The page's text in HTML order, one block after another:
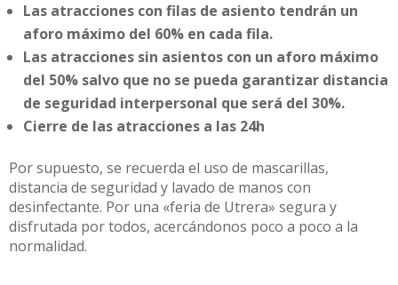
Las atracciones con filas de asiento tendrán un
aforo máximo del 60% en cada fila.
Las atracciones sin asientos con un aforo máximo
del 50% salvo que no se pueda garantizar distancia
de seguridad interpersonal que será del 30%.
Cierre de las atracciones a las 24h
Por supuesto, se recuerda el uso de mascarillas,
distancia de seguridad y lavado de manos con
desinfectante. Por una «feria de Utrera» segura y
disfrutada por todos, acercándonos poco a poco a la
normalidad.